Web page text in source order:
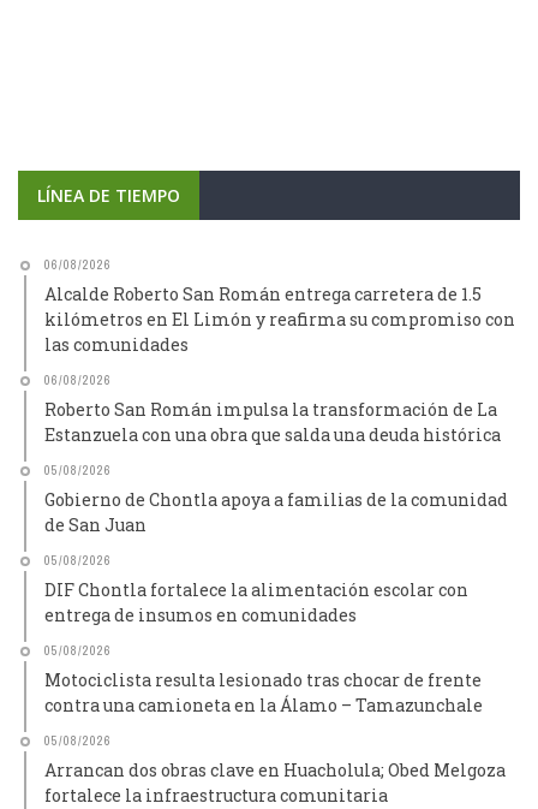
LÍNEA DE TIEMPO
06/08/2026
Alcalde Roberto San Román entrega carretera de 1.5
kilómetros en El Limón y reafirma su compromiso con
las comunidades
06/08/2026
Roberto San Román impulsa la transformación de La
Estanzuela con una obra que salda una deuda histórica
05/08/2026
Gobierno de Chontla apoya a familias de la comunidad
de San Juan
05/08/2026
DIF Chontla fortalece la alimentación escolar con
entrega de insumos en comunidades
05/08/2026
Motociclista resulta lesionado tras chocar de frente
contra una camioneta en la Álamo – Tamazunchale
05/08/2026
Arrancan dos obras clave en Huacholula; Obed Melgoza
fortalece la infraestructura comunitaria